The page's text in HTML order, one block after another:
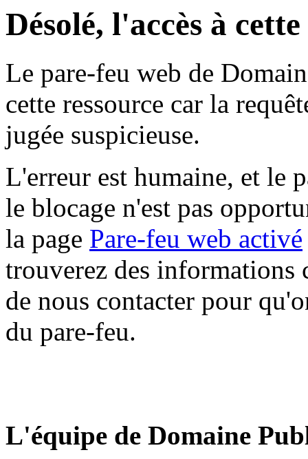
Désolé, l'accès à
Le pare-feu web de
cette ressource car la
jugée suspicieuse.
L'erreur est humaine, et le
le blocage n'est pas
la page Pare-feu web activé
trouverez des informations
de nous contacter pour
du pare-feu.
L'équipe de Domaine